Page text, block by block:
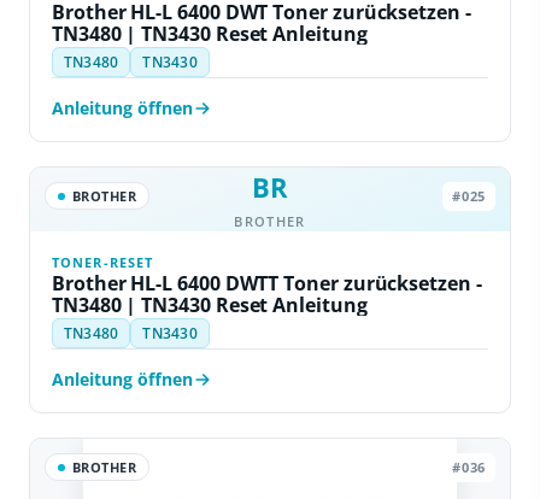
Brother HL-L 6400 DWT Toner zurücksetzen -
TN3480 | TN3430 Reset Anleitung
TN3480 TN3430
Anleitung öffnen
BR
BROTHER
BROTHER #025
TONER-RESET
Brother HL-L 6400 DWTT Toner zurücksetzen -
TN3480 | TN3430 Reset Anleitung
TN3480 TN3430
Anleitung öffnen
BROTHER #036